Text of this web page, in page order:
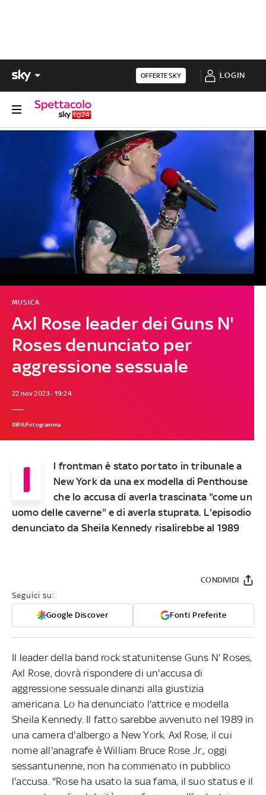
OFFERTE SKY LOGIN
Axl Rose leader dei Guns N'
Roses denunciato per
aggressione sessuale
MUSICA
22 nov 2023 - 19:24
©IPA/Fotogramma
I
l frontman è stato portato in tribunale a
New York da una ex modella di Penthouse
che lo accusa di averla trascinata "come un
uomo delle caverne" e di averla stuprata. L'episodio
denunciato da Sheila Kennedy risalirebbe al 1989
Seguici su:
Google Discover Fonti Preferite
CONDIVIDI
Il leader della band rock statunitense Guns N' Roses,
Axl Rose, dovrà rispondere di un'accusa di
aggressione sessuale dinanzi alla giustizia
americana. Lo ha denunciato l'attrice e modella
Sheila Kennedy. Il fatto sarebbe avvenuto nel 1989 in
una camera d'albergo a New York. Axl Rose, il cui
nome all'anagrafe è William Bruce Rose Jr., oggi
sessantunenne, non ha commenato in pubblico
l'accusa. "Rose ha usato la sua fama, il suo status e il